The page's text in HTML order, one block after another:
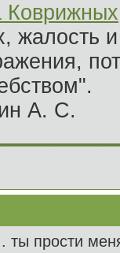
жалость
А. С.
ты прости